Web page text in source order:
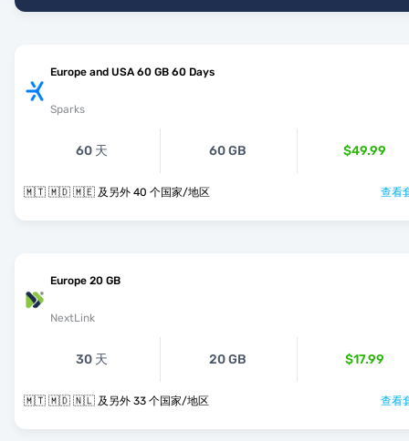
Europe and USA 60 GB 60 Days
Sparks
60 天 60 GB $49.99
🇲🇹 🇲🇩 🇲🇪 及另外 40 个国家/地区 查看
Europe 20 GB
NextLink
30 天 20 GB $17.99
🇲🇹 🇲🇩 🇳🇱 及另外 33 个国家/地区 查看